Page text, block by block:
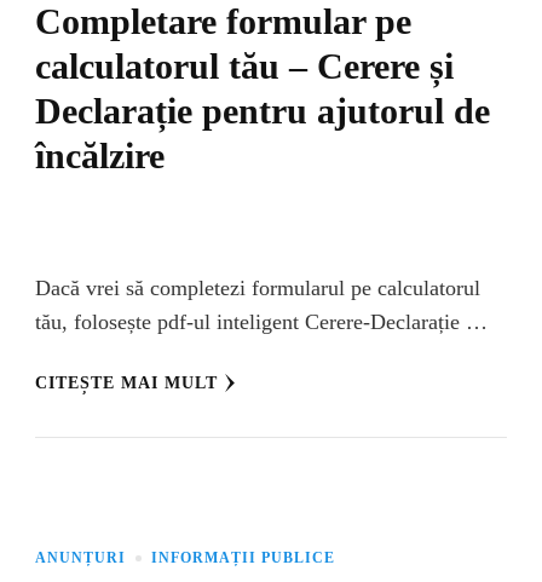
Completare formular pe
calculatorul tău – Cerere și
Declarație pentru ajutorul de
încălzire
Dacă vrei să completezi formularul pe calculatorul
tău, folosește pdf-ul inteligent Cerere-Declarație …
CITEȘTE MAI MULT
ANUNȚURI INFORMAȚII PUBLICE